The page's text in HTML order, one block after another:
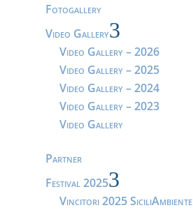
Fotogallery
Video Gallery3
Video Gallery – 2026
Video Gallery – 2025
Video Gallery – 2024
Video Gallery – 2023
Video Gallery
Partner
Festival 20253
Vincitori 2025 SiciliAmbiente